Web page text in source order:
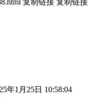
年1月25日 10:58:04